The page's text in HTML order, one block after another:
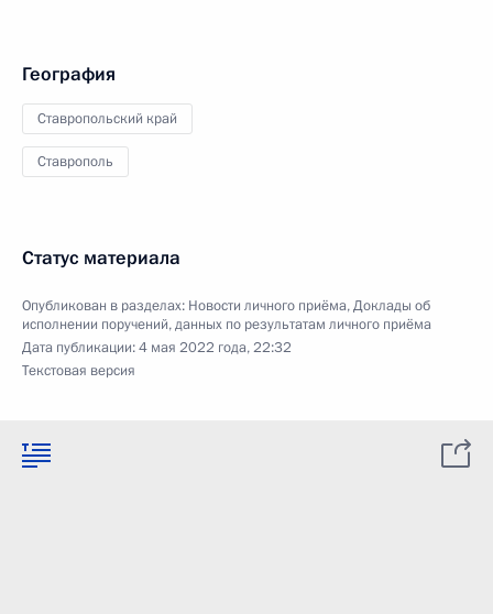
География
Ставропольский край
Ставрополь
Статус материала
Опубликован в разделах: Новости личного приёма,Доклады об
исполнении поручений, данных по результатам личного приёма
Дата публикации:4 мая 2022 года, 22:32
Текстовая версия